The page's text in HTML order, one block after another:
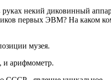
некий диковинный
первых ЭВМ? На каком
музея.
и арифмометр.